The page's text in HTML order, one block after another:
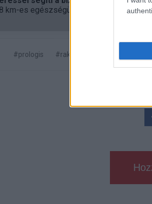
km-es egészségügyi tanösvény nyílt
#prologis #raktárautomatizáció